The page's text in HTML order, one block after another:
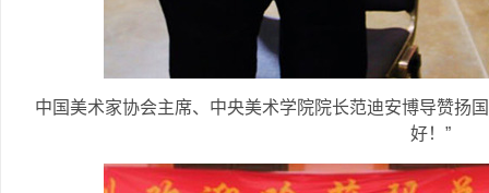
中国美术家协会主席、中央美术学院院长范迪安博导赞扬
好！”